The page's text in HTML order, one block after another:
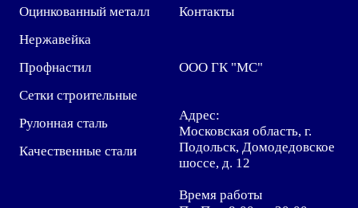
Оцинкованный металл
Нержавейка
Профнастил
Сетки строительные
Рулонная сталь
Качественные стали
Контакты
ООО ГК "МС"
Адрес:
Московская область, г.
Подольск, Домодедовское
шоссе, д. 12
Время работы